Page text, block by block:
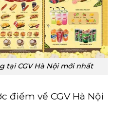
tại CGV Hà Nội mới nhất
điểm về CGV Hà Nội